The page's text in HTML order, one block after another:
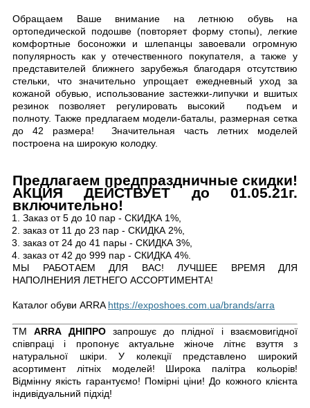
Обращаем Ваше внимание на летнюю обувь на
ортопедической подошве (повторяет форму стопы), легкие
комфортные босоножки и шлепанцы завоевали огромную
популярность как у отечественного покупателя, а также у
представителей ближнего зарубежья благодаря отсутствию
стельки, что значительно упрощает ежедневный уход за
кожаной обувью, использование застежки-липучки и вшитых
резинок позволяет регулировать высокий подъем и
полноту. Также предлагаем модели-баталы, размерная сетка
до 42 размера! Значительная часть летних моделей
построена на широкую колодку.
Предлагаем предпраздничные скидки!
АКЦИЯ ДЕЙСТВУЕТ до 01.05.21г.
включительно!
Заказ от 5 до 10 пар - СКИДКА 1%,
заказ от 11 до 23 пар - СКИДКА 2%,
заказ от 24 до 41 пары - СКИДКА 3%,
заказ от 42 до 999 пар - СКИДКА 4%.
МЫ РАБОТАЕМ ДЛЯ ВАС! ЛУЧШЕЕ ВРЕМЯ ДЛЯ
НАПОЛНЕНИЯ ЛЕТНЕГО АССОРТИМЕНТА!
Каталог обуви ARRA https://exposhoes.com.ua/brands/arra
ТМARRA ДНІПРО запрошує до плідної і взаємовигідної
співпраці і пропонує актуальне жіноче літнє взуття з
натуральної шкіри. У колекції представлено широкий
асортимент літніх моделей! Широка палітра кольорів!
Відмінну якість гарантуємо! Помірні ціни! До кожного клієнта
індивідуальний підхід!